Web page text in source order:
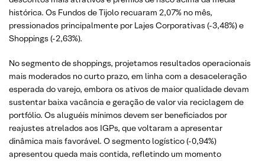
histórica. Os Fundos de Tijolo recuaram 2,07% no mês,
pressionados principalmente por Lajes Corporativas (-3,48%) e
Shoppings (-2,63%).
No segmento de shoppings, projetamos resultados operacionais
mais moderados no curto prazo, em linha com a desaceleração
esperada do varejo, embora os ativos de maior qualidade devam
sustentar baixa vacância e geração de valor via reciclagem de
portfólio. Os aluguéis mínimos devem ser beneficiados por
reajustes atrelados aos IGPs, que voltaram a apresentar
dinâmica mais favorável. O segmento logístico (-0,94%)
apresentou queda mais contida, refletindo um momento